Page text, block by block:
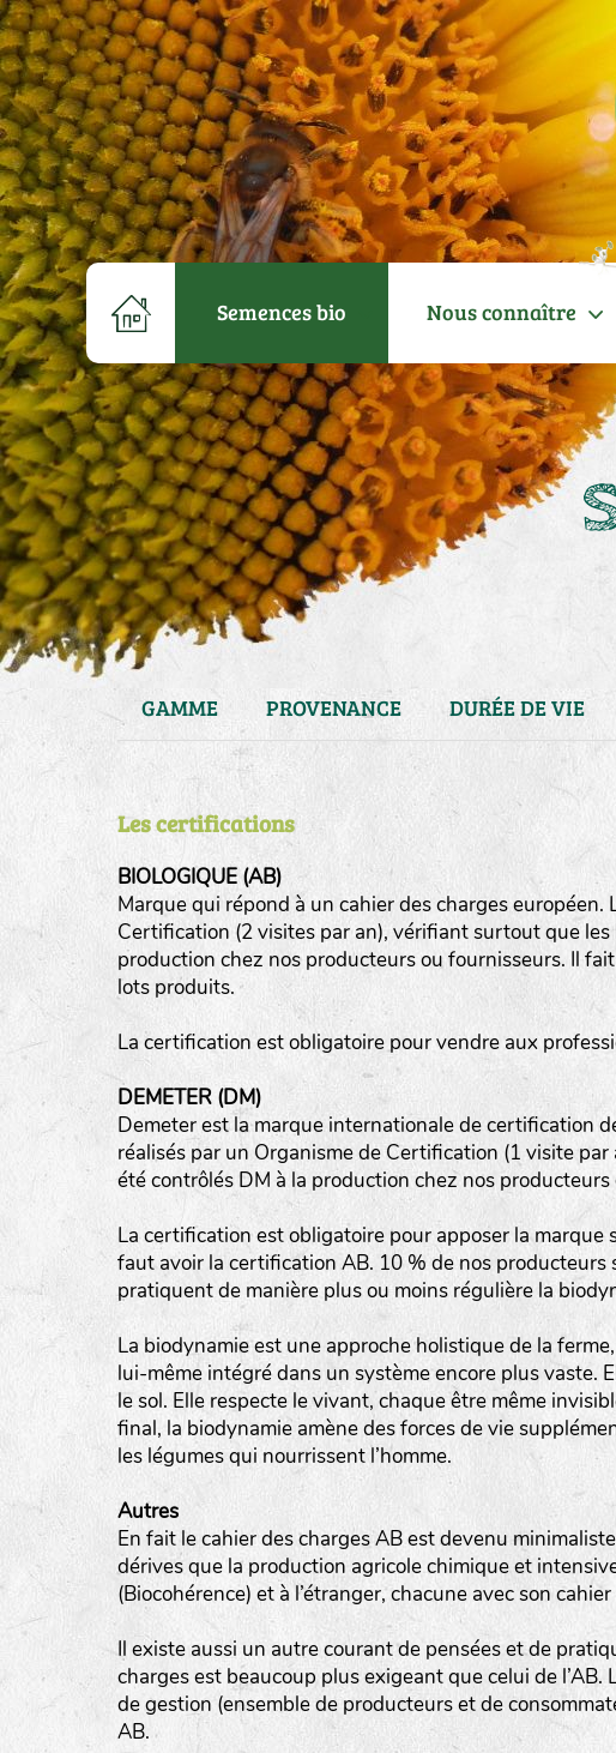
Semences bio Nous connaître
GAMME PROVENANCE DURÉE DE VIE
Les certifications
BIOLOGIQUE (AB)
Marque qui répond à un cahier des charges
Certification (2 visites par an), vérifiant surtout que
production chez nos producteurs ou fournisseurs. Il
lots produits.
La certification est obligatoire pour vendre aux
DEMETER (DM)
Demeter est la marque internationale de certification
réalisés par un Organisme de Certification (1 visite
été contrôlés DM à la production chez nos
La certification est obligatoire pour apposer la marque
faut avoir la certification AB. 10 % de nos
pratiquent de manière plus ou moins régulière la
La biodynamie est une approche holistique de la
lui-même intégré dans un système encore plus vaste.
le sol. Elle respecte le vivant, chaque être même
final, la biodynamie amène des forces de vie
les légumes qui nourrissent l’homme.
Autres
En fait le cahier des charges AB est devenu
dérives que la production agricole chimique et
(Biocohérence) et à l’étranger, chacune avec son
Il existe aussi un autre courant de pensées et de
charges est beaucoup plus exigeant que celui de
de gestion (ensemble de producteurs et de
AB.
haies
zone sauvage
mare
tas de compost
fleurs
animaux domestiques
animaux sauvages
biodiversité cultivée